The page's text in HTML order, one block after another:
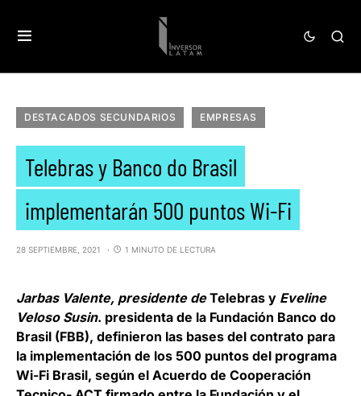
DESTACADOS SECUNDARIOS EMPRESAS
Telebras y Banco do Brasil
implementarán 500 puntos Wi-Fi
28 SEPTIEMBRE, 2021 1 MINUTO DE LECTURA
Jarbas Valente, presidente de Telebras y Eveline
Veloso Susin. presidenta de la Fundación Banco do
Brasil (FBB), definieron las bases del contrato para
la implementación de los 500 puntos del programa
Wi-Fi Brasil, según el Acuerdo de Cooperación